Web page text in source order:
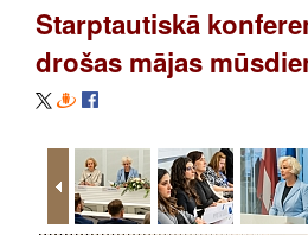
Starptautiskā
drošas mājas